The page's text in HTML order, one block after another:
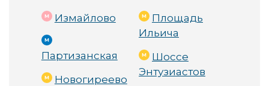
Измайлово
Партизанская
Новогиреево
Площадь
Ильича
Шоссе
Энтузиастов